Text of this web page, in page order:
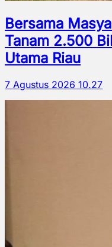
Bersama
Tanam 2.500
Utama Riau
7 Agustus 2026 10.27